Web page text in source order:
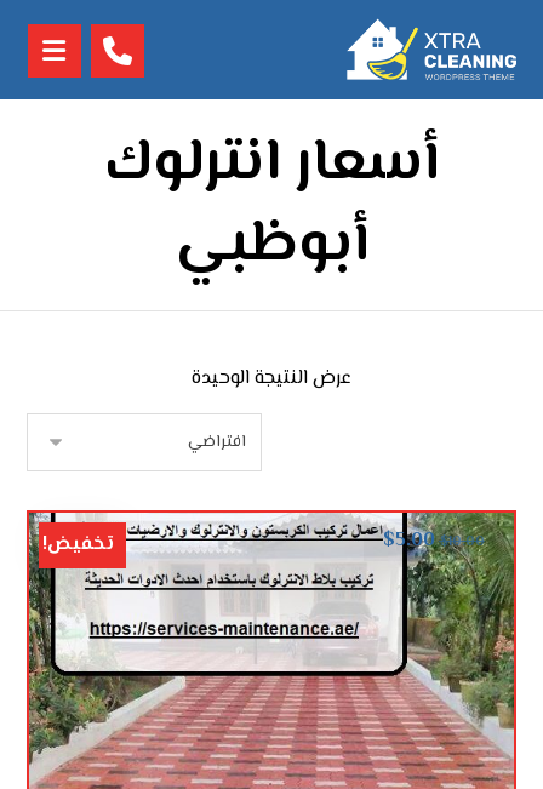
أسعار انترلوك
أبوظبي
عرض النتيجة الوحيدة
$10.00
$5.00 تخفيض!